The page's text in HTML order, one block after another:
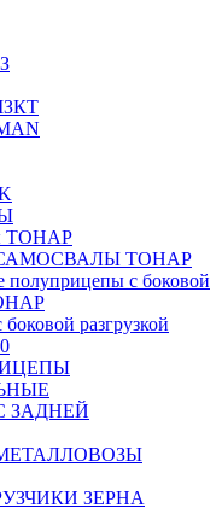
ТОНАР
ТОНАР
полуприцепы с боковой
разгрузкой
ЗАДНЕЙ
ЗЕРНА